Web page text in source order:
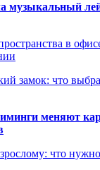
музыкальный
в
замок: что
меняют
что нужно